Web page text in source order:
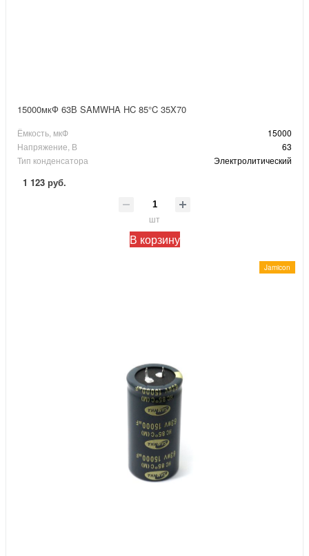
15000мкФ 63В SAMWHA HC 85°C 35X70
Ёмкость, мкФ
15000
Напряжение, В
63
Тип конденсатора
Электролитический
1 123 руб.
шт
В корзину
Jamicon